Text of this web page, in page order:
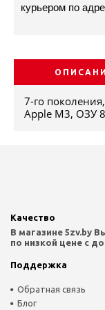
курьером по
7-го
Apple M3, ОЗУ
Качество
В магазине 5zv.by
по низкой цене с
Поддержка
Обратная связь
Блог